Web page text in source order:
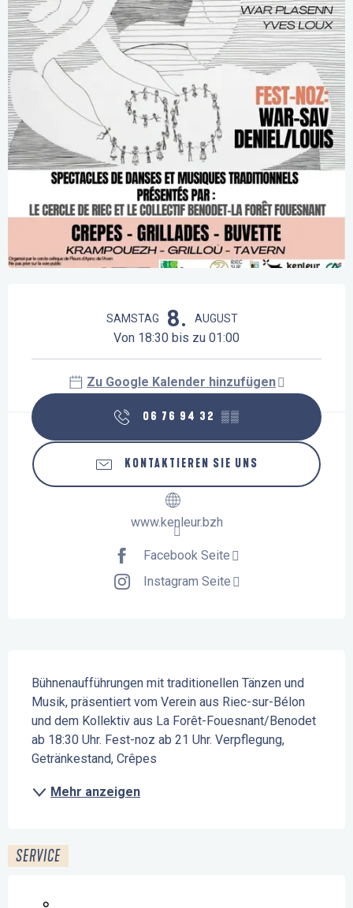
SAMSTAG 8. AUGUST
Von 18:30 bis zu 01:00
Zu Google Kalender hinzufügen
06 76 94 32 ▒▒
KONTAKTIEREN SIE UNS
www.kenleur.bzh
Facebook Seite
Instagram Seite
Bühnenaufführungen mit traditionellen Tänzen und
Musik, präsentiert vom Verein aus Riec-sur-Bélon
und dem Kollektiv aus La Forêt-Fouesnant/Benodet
ab 18:30 Uhr. Fest-noz ab 21 Uhr. Verpflegung,
Getränkestand, Crêpes
Mehr anzeigen
SERVICE